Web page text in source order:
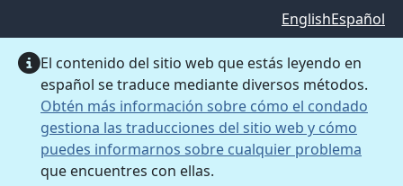
EnglishEspañol
El contenido del sitio web que estás leyendo en
español se traduce mediante diversos métodos.
Obtén más información sobre cómo el condado
gestiona las traducciones del sitio web y cómo
puedes informarnos sobre cualquier problema
que encuentres con ellas.